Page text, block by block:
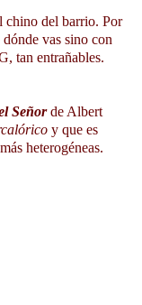
chino del barrio. Por
vas sino con
tan entrañables.
Señorde Albert
y que es
heterogéneas.